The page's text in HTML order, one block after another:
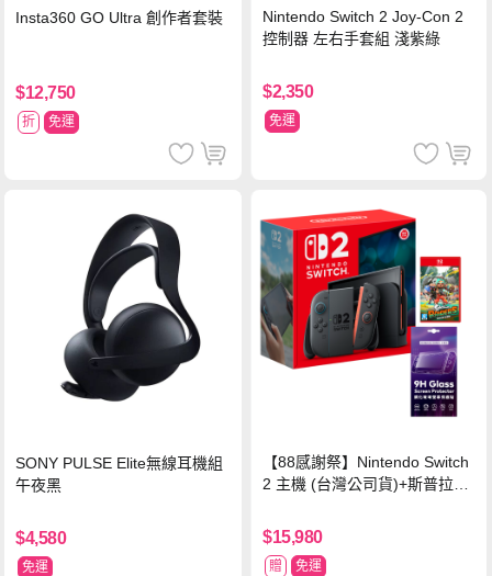
Insta360 GO Ultra 創作者套裝
$12,750
折 免運
Nintendo Switch 2 Joy-Con 2
控制器 左右手套組 淺紫綠
$2,350
免運
SONY PULSE Elite無線耳機組
午夜黑
$4,580
免運
【88感謝祭】Nintendo Switch
2 主機 (台灣公司貨)+斯普拉遁
$15,980
贈 免運